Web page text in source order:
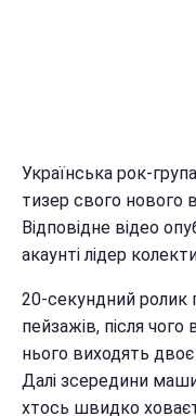
Українська рок-
тизер свого нового
Відповідне відео
акаунті лідер
20-секундний ролик
пейзажів, після чого
нього виходять
Далі зсередини
хтось швидко